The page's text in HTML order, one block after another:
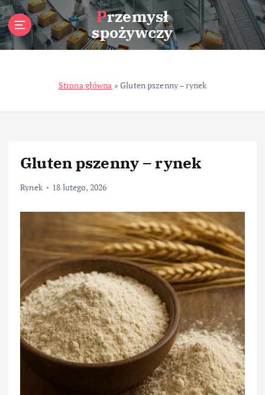
S
k
i
p
n
Przemysł
spożywczy
Strona główna »Gluten pszenny – rynek
Gluten pszenny – rynek
Rynek 18 lutego, 2026